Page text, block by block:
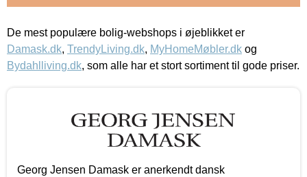
De mest populære bolig-webshops i øjeblikket er
Damask.dk, TrendyLiving.dk, MyHomeMøbler.dk og
Bydahlliving.dk, som alle har et stort sortiment til gode priser.
Georg Jensen Damask er anerkendt dansk